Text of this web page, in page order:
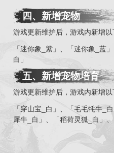
四 、 新增宠物
游戏更新维护后，游戏内新增以
「迷你象_紫」、「迷你象_蓝
白」
五、 新增宠物培育
游戏更新维护后，游戏内新增以
「穿山宝_白」、「毛毛牦牛_
犀牛_白」、「稻荷灵狐_白」、